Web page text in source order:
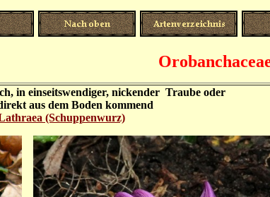
in einseitswendiger, nickender Traube oder
aus dem Boden kommend
(Schuppenwurz)